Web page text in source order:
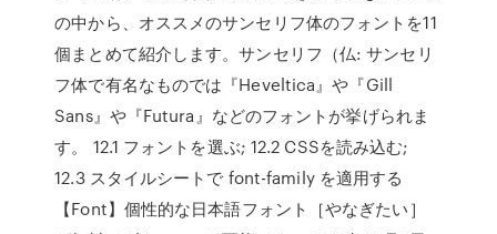
の中から、オススメのサンセリフ体のフォントを11
個まとめて紹介します。サンセリフ（仏: サンセリ
フ体で有名なものでは『Heveltica』や『Gill
Sans』や『Futura』などのフォントが挙げられま
す。 12.1 フォントを選ぶ; 12.2 CSSを読み込む;
12.3 スタイルシートで font-family を適用する
【Font】個性的な日本語フォント［やなぎたい］